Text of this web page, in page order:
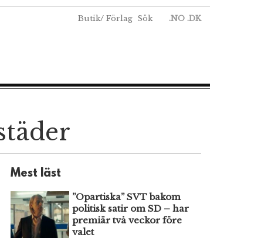
Butik/ Förlag Sök .NO .DK
Mest läst
”Opartiska” SVT bakom
politisk satir om SD – har
premiär två veckor före
valet